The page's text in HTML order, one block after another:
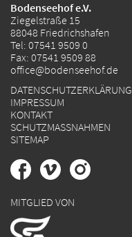
Bodenseehof e.V.
Ziegelstraße 15
88048 Friedrichshafen
Tel: 07541 9509 0
Fax: 07541 9509 88
office@bodenseehof.de
DATENSCHUTZERKLÄRUNG
IMPRESSUM
KONTAKT
SCHUTZMASSNAHMEN
SITEMAP
MITGLIED VON